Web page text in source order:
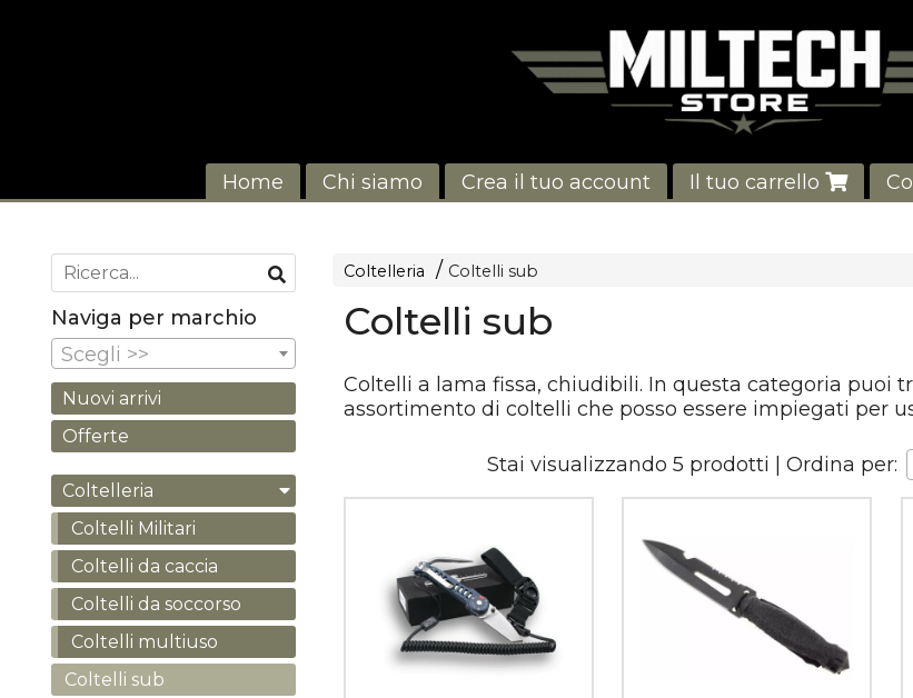
Home Chi siamo Crea il tuo account Il tuo carrello
Coltelleria Coltelli sub
Coltelli sub
Coltelli a lama fissa, chiudibili. In questa categoria puoi
assortimento di coltelli che posso essere impiegati per
Stai visualizzando 5 prodotti | Ordina per:
Naviga per marchio
Scegli >>
Nuovi arrivi
Offerte
Coltelleria
Coltelli Militari
Coltelli da caccia
Coltelli da soccorso
Coltelli multiuso
Coltelli sub